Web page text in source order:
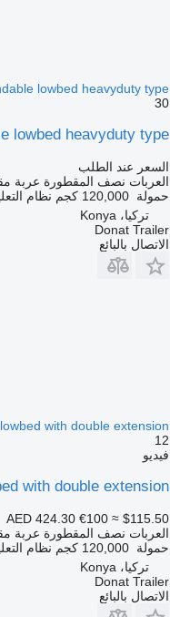
lowbed heavyduty type
30
lowbed heavyduty type
السعر عند الطلب
العربات نصف المقطورة
حمولة 120,000 كجم نظام
تركيا، Konya
Donat Trailer
الاتصال بالبائع
with double extension
12
فيديو
with double extension
AED 424.30 €100 ≈ $115.50
العربات نصف المقطورة
حمولة 120,000 كجم نظام
تركيا، Konya
Donat Trailer
الاتصال بالبائع